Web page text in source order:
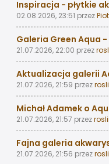
Inspiracja - płytkie
02.08.2026, 23:51 przez
Galeria Green Aqua
21.07.2026, 22:00 przez
Aktualizacja galerii
21.07.2026, 21:59 przez
Michał Adamek o
21.07.2026, 21:57 przez
Fajna galeria
21.07.2026, 21:56 przez